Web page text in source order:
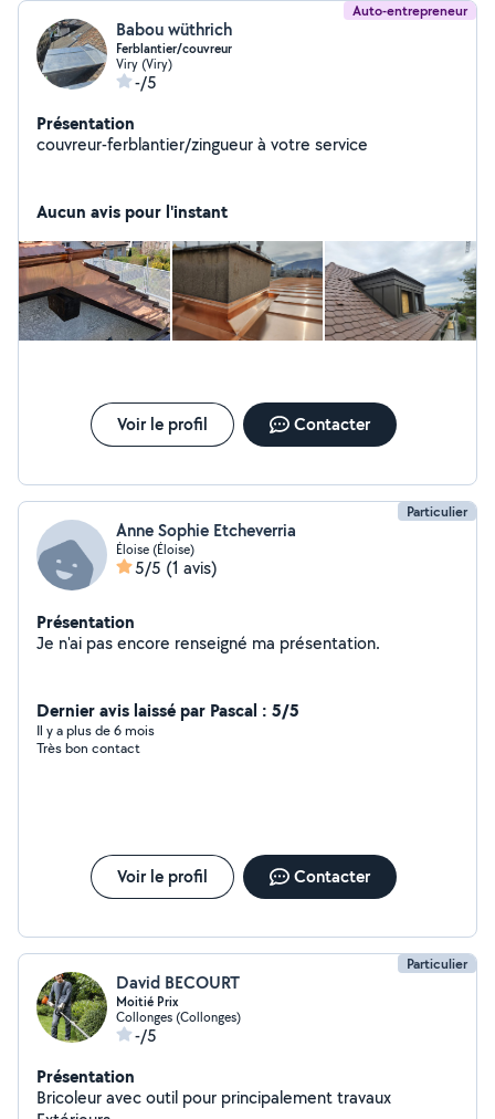
Auto-entrepreneur
Babou wüthrich
Ferblantier/couvreur
Viry (Viry)
-/5
Présentation
couvreur-ferblantier/zingueur à votre service
Aucun avis pour l'instant
Voir le profil Contacter
Particulier
Anne Sophie Etcheverria
Éloise (Éloise)
5/5 (1 avis)
Présentation
Je n'ai pas encore renseigné ma présentation.
Dernier avis laissé par Pascal : 5/5
Il y a plus de 6 mois
Très bon contact
Voir le profil Contacter
Particulier
David BECOURT
Moitié Prix
Collonges (Collonges)
-/5
Présentation
Bricoleur avec outil pour principalement travaux